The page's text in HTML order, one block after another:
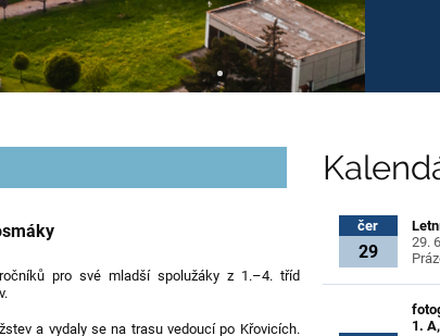
pro své mladší spolužáky z 1.–4. tříd
a vydaly se na trasu vedoucí po Křovicích.
čer
29
29.
1.